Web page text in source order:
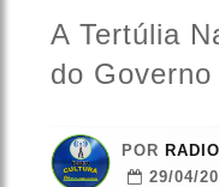
A Tertúlia
do
POR
29/04/